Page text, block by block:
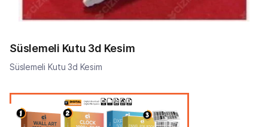
Süslemeli Kutu 3d Kesim
Süslemeli Kutu 3d Kesim